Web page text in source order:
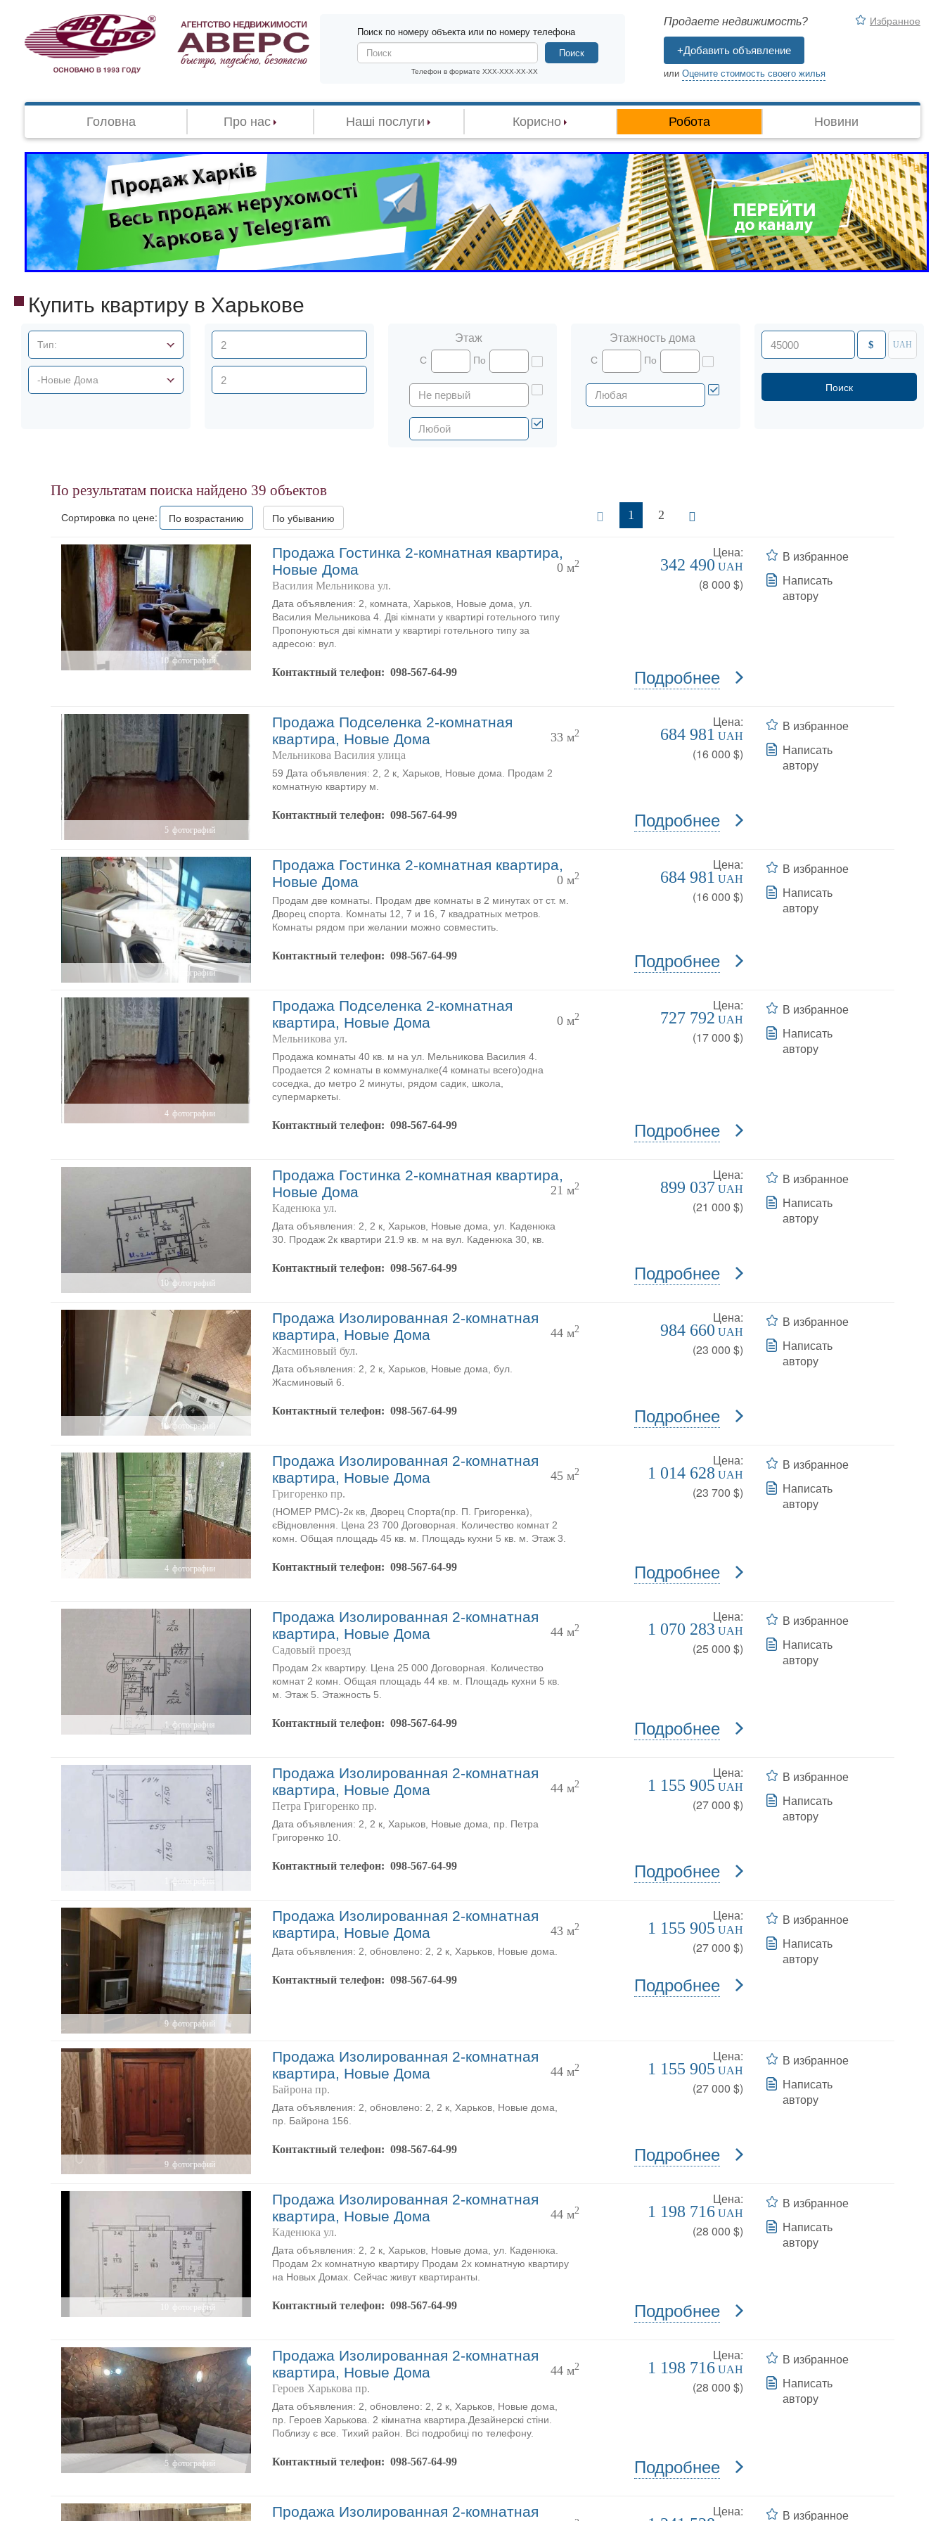
Поиск по номеру объекта или по номеру телефона
Телефон в формате XXX-XXX-XX-XX
Поиск
Продаете недвижимость?
+Добавить объявление
или Оцените стоимость своего жилья
Избранное
Головна Про нас Наші послуги Корисно Робота Новини
Купить квартиру в Харькове
Тип:
-Новые Дома
Этаж
С По
Этажность дома
С По
$ UAH
По результатам поиска найдено 39 объектов
Сортировка по цене: По возрастанию По убыванию 1 2
фотографий
10
Продажа Гостинка 2-комнатная квартира,
Новые Дома
0 м2
Василия Мельникова ул.
Дата объявления: 2, комната, Харьков, Новые дома, ул.
Василия Мельникова 4. Дві кімнати у квартирі готельного типу
Пропонуються дві кімнати у квартирі готельного типу за
адресою: вул.
Цена:
342 490 UAH
(8 000 $)
Контактный телефон: 098-567-64-99 Подробнее
В избранное
Написать
автору
фотографий
5
Продажа Подселенка 2-комнатная
квартира, Новые Дома
33 м2
Мельникова Василия улица
59 Дата объявления: 2, 2 к, Харьков, Новые дома. Продам 2
комнатную квартиру м.
Цена:
684 981 UAH
(16 000 $)
Контактный телефон: 098-567-64-99 Подробнее
В избранное
Написать
автору
фотографии
4
Продажа Гостинка 2-комнатная квартира,
Новые Дома
0 м2
Продам две комнаты. Продам две комнаты в 2 минутах от ст. м.
Дворец спорта. Комнаты 12, 7 и 16, 7 квадратных метров.
Комнаты рядом при желании можно совместить.
Цена:
684 981 UAH
(16 000 $)
Контактный телефон: 098-567-64-99 Подробнее
В избранное
Написать
автору
фотографии
4
Продажа Подселенка 2-комнатная
квартира, Новые Дома
0 м2
Мельникова ул.
Продажа комнаты 40 кв. м на ул. Мельникова Василия 4.
Продается 2 комнаты в коммуналке(4 комнаты всего)одна
соседка, до метро 2 минуты, рядом садик, школа,
супермаркеты.
Цена:
727 792 UAH
(17 000 $)
Контактный телефон: 098-567-64-99 Подробнее
В избранное
Написать
автору
фотографий
10
Продажа Гостинка 2-комнатная квартира,
Новые Дома
21 м2
Каденюка ул.
Дата объявления: 2, 2 к, Харьков, Новые дома, ул. Каденюка
30. Продаж 2к квартири 21.9 кв. м на вул. Каденюка 30, кв.
Цена:
899 037 UAH
(21 000 $)
Контактный телефон: 098-567-64-99 Подробнее
В избранное
Написать
автору
фотографий
10
Продажа Изолированная 2-комнатная
квартира, Новые Дома
44 м2
Жасминовый бул.
Дата объявления: 2, 2 к, Харьков, Новые дома, бул.
Жасминовый 6.
Цена:
984 660 UAH
(23 000 $)
Контактный телефон: 098-567-64-99 Подробнее
В избранное
Написать
автору
фотографии
4
Продажа Изолированная 2-комнатная
квартира, Новые Дома
45 м2
Григоренко пр.
(НОМЕР PMC)-2к кв, Дворец Спорта(пр. П. Григоренка),
єВідновлення. Цена 23 700 Договорная. Количество комнат 2
комн. Общая площадь 45 кв. м. Площадь кухни 5 кв. м. Этаж 3.
Цена:
1 014 628 UAH
(23 700 $)
Контактный телефон: 098-567-64-99 Подробнее
В избранное
Написать
автору
фотография
1
Продажа Изолированная 2-комнатная
квартира, Новые Дома
44 м2
Садовый проезд
Продам 2х квартиру. Цена 25 000 Договорная. Количество
комнат 2 комн. Общая площадь 44 кв. м. Площадь кухни 5 кв.
м. Этаж 5. Этажность 5.
Цена:
1 070 283 UAH
(25 000 $)
Контактный телефон: 098-567-64-99 Подробнее
В избранное
Написать
автору
фотография
Продажа Изолированная 2-комнатная
квартира, Новые Дома
44 м2
Петра Григоренко пр.
Дата объявления: 2, 2 к, Харьков, Новые дома, пр. Петра
Григоренко 10.
Цена:
1 155 905 UAH
(27 000 $)
Контактный телефон: 098-567-64-99 Подробнее
В избранное
Написать
автору
фотографий
9
Продажа Изолированная 2-комнатная
квартира, Новые Дома
43 м2
Дата объявления: 2, обновлено: 2, 2 к, Харьков, Новые дома.
Цена:
1 155 905 UAH
(27 000 $)
Контактный телефон: 098-567-64-99 Подробнее
В избранное
Написать
автору
фотографий
9
Продажа Изолированная 2-комнатная
квартира, Новые Дома
44 м2
Байрона пр.
Дата объявления: 2, обновлено: 2, 2 к, Харьков, Новые дома,
пр. Байрона 156.
Цена:
1 155 905 UAH
(27 000 $)
Контактный телефон: 098-567-64-99 Подробнее
В избранное
Написать
автору
фотографий
Продажа Изолированная 2-комнатная
квартира, Новые Дома
44 м2
Каденюка ул.
Дата объявления: 2, 2 к, Харьков, Новые дома, ул. Каденюка.
Продам 2х комнатную квартиру Продам 2х комнатную квартиру
на Новых Домах. Сейчас живут квартиранты.
Цена:
1 198 716UAH
(28 000 $)
Контактный телефон: 098-567-64-99 Подробнее
В избранное
Написать
автору
фотографий
5
Продажа Изолированная 2-комнатная
квартира, Новые Дома
44 м2
Героев Харькова пр.
Дата объявления: 2, обновлено: 2, 2 к, Харьков, Новые дома,
пр. Героев Харькова. 2 кімнатна квартира.Дезайнерскі стіни.
Поблизу є все. Тихий район. Всі подробиці по телефону.
Цена:
1 198 716UAH
(28 000 $)
Контактный телефон: 098-567-64-99 Подробнее
В избранное
Написать
автору
Продажа Изолированная 2-комнатная
Цена: В избранное